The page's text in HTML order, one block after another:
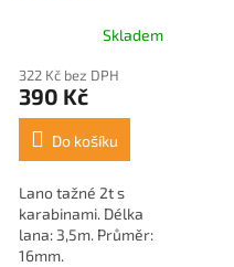
Skladem
322 Kč bez DPH
390 Kč
Do košíku
Lano tažné 2t s
karabinami. Délka
lana: 3,5m. Průměr:
16mm.